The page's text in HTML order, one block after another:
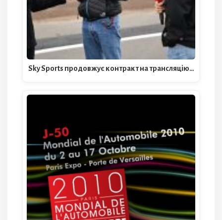
Sky Sports продовжує контракт на трансляцію…